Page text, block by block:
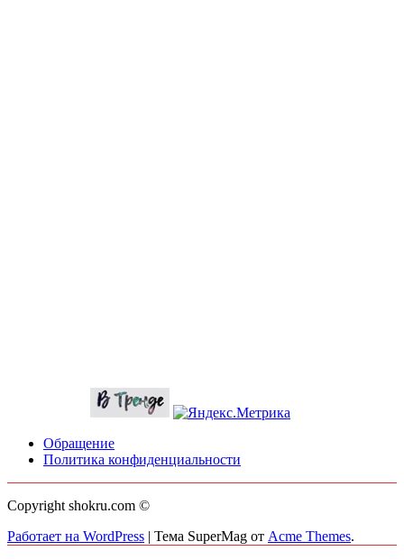
Обращение
Политика конфиденциальности
Copyright shokru.com ©
Работает на WordPress | Тема SuperMag от Acme Themes.